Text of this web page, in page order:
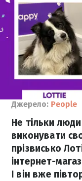
Джерело: People
Не тільки
виконувати
прізвисько
інтернет-
І він вже